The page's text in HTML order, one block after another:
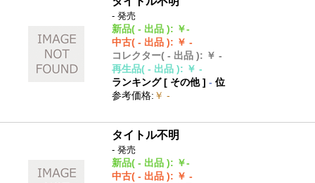
- 発売
新品( - 出品 ): ￥-
中古( - 出品 ): ￥ -
コレクター( - 出品 ): ￥ -
再生品( - 出品 ): ￥ -
ランキング [ その他]- 位
参考価格: ￥ -
タイトル不明
- 発売
新品( - 出品 ): ￥-
中古( - 出品 ): ￥ -